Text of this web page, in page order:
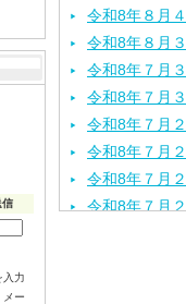
令和8年８月４
令和8年８月３
令和8年７月
令和8年７月
令和8年７月
令和8年７月
令和8年７月
令和8年７月
信
入力
メー